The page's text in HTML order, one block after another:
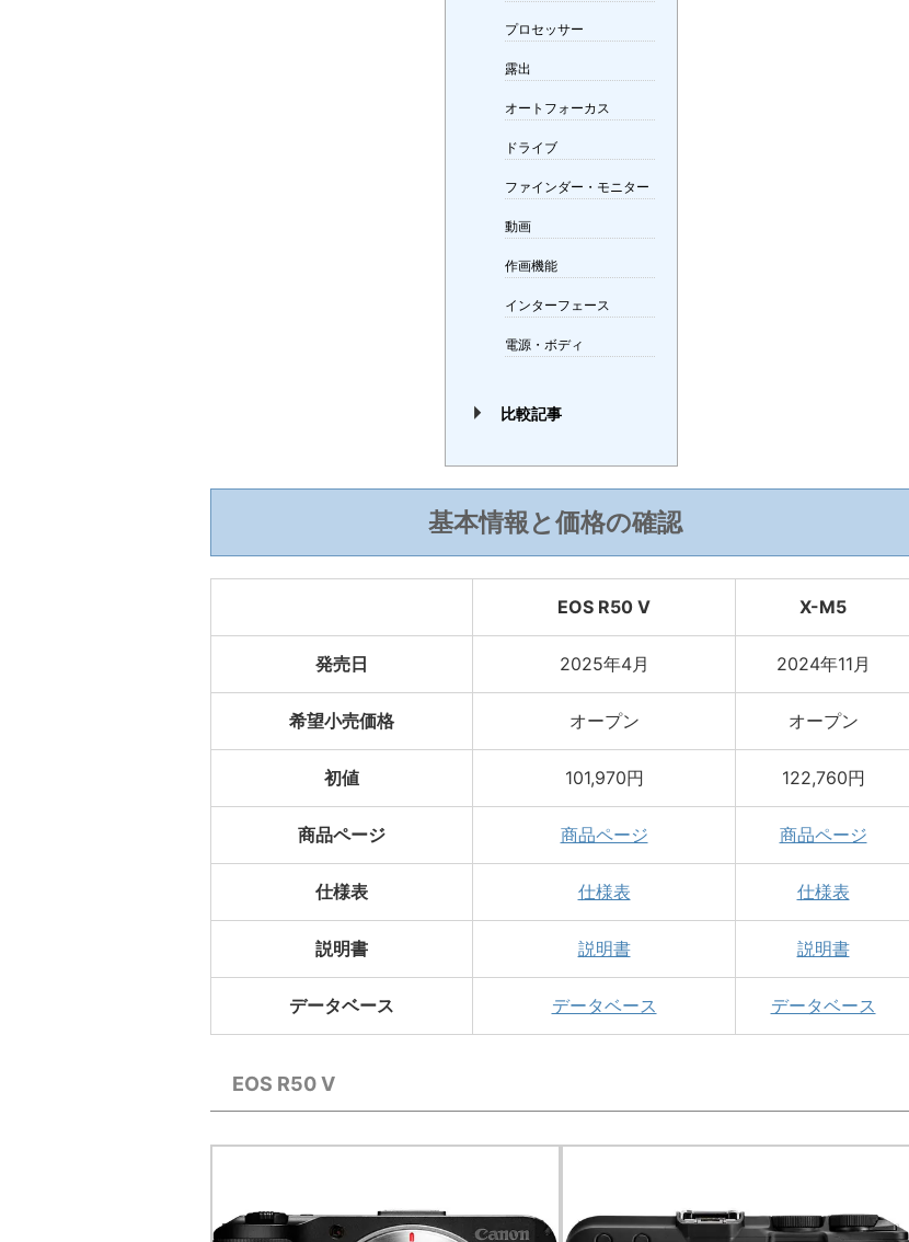
プロセッサー
露出
オートフォーカス
ドライブ
ファインダー・モニター
動画
作画機能
インターフェース
電源・ボディ
比較記事
基本情報と価格の確認
EOS R50 V X-M5
発売日 2025年4月 2024年11月
希望小売価格 オープン オープン
初値 101,970円 122,760円
商品ページ 商品ページ 商品ページ
仕様表 仕様表 仕様表
説明書 説明書 説明書
データベース データベース データベース
EOS R50 V